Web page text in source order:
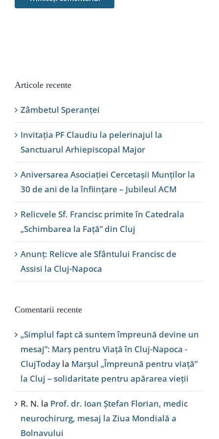
Articole recente
Zâmbetul Speranței
Invitația PF Claudiu la pelerinajul la
Sanctuarul Arhiepiscopal Major
Aniversarea Asociației Cercetașii Munților la
30 de ani de la înființare – Jubileul ACM
Relicvele Sf. Francisc primite în Catedrala
„Schimbarea la Față” din Cluj
Anunț: Relicve ale Sfântului Francisc de
Assisi la Cluj-Napoca
Comentarii recente
„Simplul fapt că suntem împreună devine un
mesaj”: Marș pentru Viață în Cluj-Napoca -
ClujToday la Marșul „Împreună pentru viață”
la Cluj – solidaritate pentru apărarea vieții
R. N. la Prof. dr. Ioan Ștefan Florian, medic
neurochirurg, mesaj la Ziua Mondială a
Bolnavului